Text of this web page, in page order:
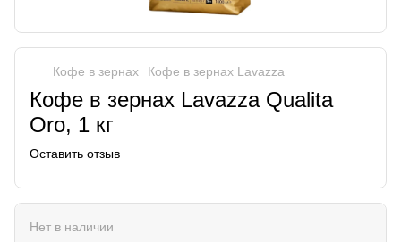
Кофе в зернах Кофе в зернах Lavazza
Кофе в зернах Lavazza Qualita
Oro, 1 кг
Оставить отзыв
Нет в наличии